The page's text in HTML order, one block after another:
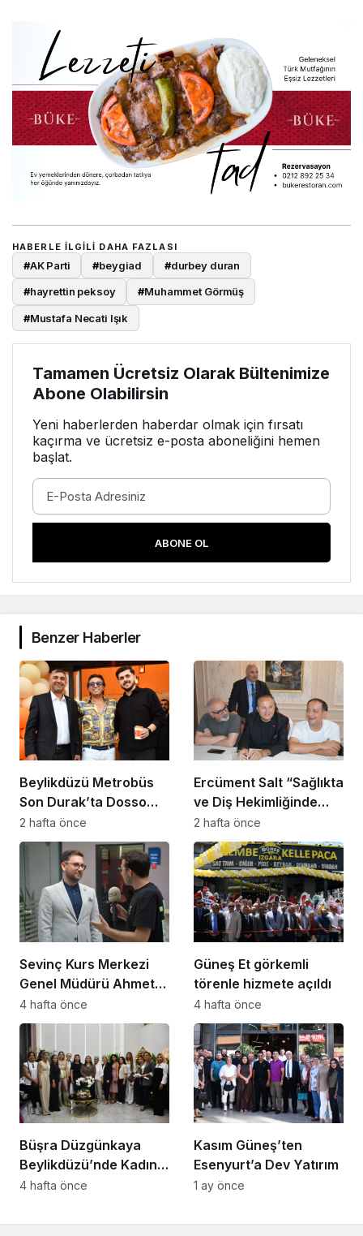
HABERLE ILGILI DAHA FAZLASI
#AK Parti #beygiad #durbey duran
#hayrettin peksoy #Muhammet Görmüş
#Mustafa Necati Işık
Tamamen Ücretsiz Olarak Bültenimize
Abone Olabilirsin
Yeni haberlerden haberdar olmak için fırsatı
kaçırma ve ücretsiz e-posta aboneliğini hemen
başlat.
ABONE OL
Benzer Haberler
Beylikdüzü Metrobüs
Son Durak’ta Dosso
Dossi Coffee coşkusu
2 hafta önce
Ercüment Salt “Sağlıkta
ve Diş Hekimliğinde
Dünya Çok Önemli
Noktaya Geldi”
2 hafta önce
Sevinç Kurs Merkezi
Genel Müdürü Ahmet
Zeyrekmişoğlu
Başarının Sırrını Anlattı
4 hafta önce
Güneş Et görkemli
törenle hizmete açıldı
4 hafta önce
Büşra Düzgünkaya
Beylikdüzü’nde Kadın
Girişimcilerle Buluştu
4 hafta önce
Kasım Güneş’ten
Esenyurt’a Dev Yatırım
1 ay önce